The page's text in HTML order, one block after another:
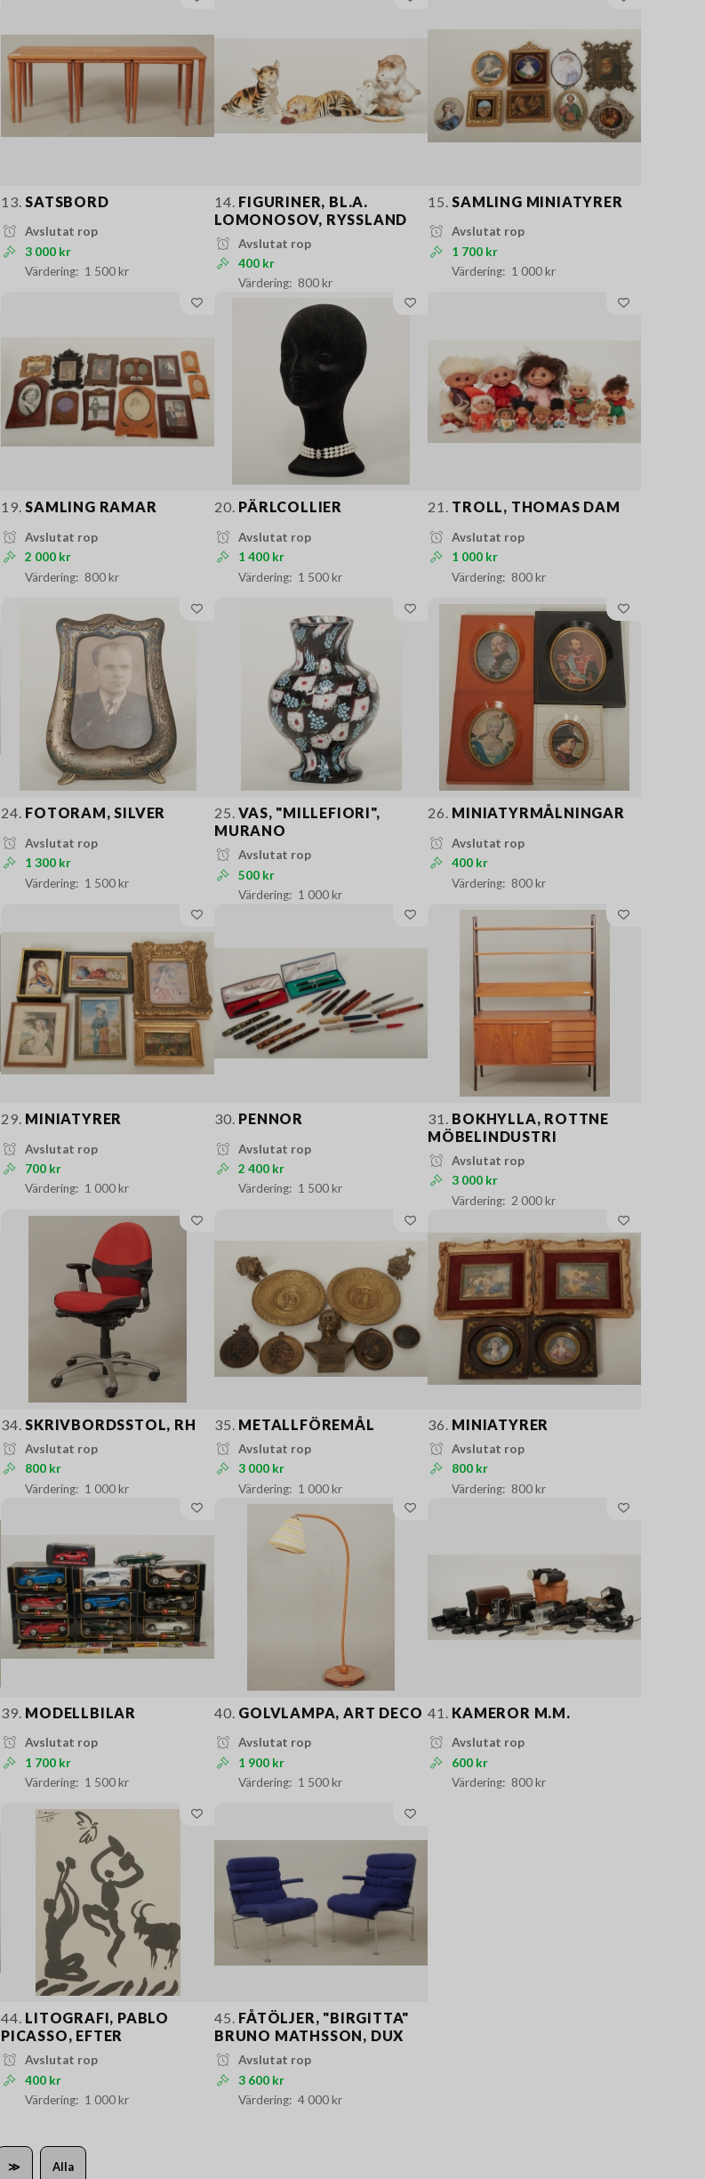
13. SATSBORD
Avslutat rop
3 000 kr
1 500 kr
14. FIGURINER, BL.A.
LOMONOSOV, RYSSLAND
Avslutat rop
400 kr
800 kr
15. SAMLING MINIATYRER
Avslutat rop
1 700 kr
1 000 kr
19. SAMLING RAMAR
Avslutat rop
2 000 kr
800 kr
20. PÄRLCOLLIER
Avslutat rop
1 400 kr
1 500 kr
21. TROLL, THOMAS DAM
Avslutat rop
1 000 kr
800 kr
24. FOTORAM, SILVER
Avslutat rop
1 300 kr
1 500 kr
25. VAS, "MILLEFIORI",
MURANO
Avslutat rop
500 kr
1 000 kr
26. MINIATYRMÅLNINGAR
Avslutat rop
400 kr
800 kr
29. MINIATYRER
Avslutat rop
700 kr
1 000 kr
30. PENNOR
Avslutat rop
2 400 kr
1 500 kr
31. BOKHYLLA, ROTTNE
MÖBELINDUSTRI
Avslutat rop
3 000 kr
2 000 kr
34. SKRIVBORDSSTOL, RH
Avslutat rop
800 kr
1 000 kr
35. METALLFÖREMÅL
Avslutat rop
3 000 kr
1 000 kr
36. MINIATYRER
Avslutat rop
800 kr
800 kr
39. MODELLBILAR
Avslutat rop
1 700 kr
1 500 kr
40. GOLVLAMPA, ART DECO
Avslutat rop
1 900 kr
1 500 kr
41. KAMEROR M.M.
Avslutat rop
600 kr
800 kr
44. LITOGRAFI, PABLO
PICASSO, EFTER
Avslutat rop
400 kr
1 000 kr
45. FÅTÖLJER, "BIRGITTA"
BRUNO MATHSSON, DUX
Avslutat rop
3 600 kr
4 000 kr
≫ Alla